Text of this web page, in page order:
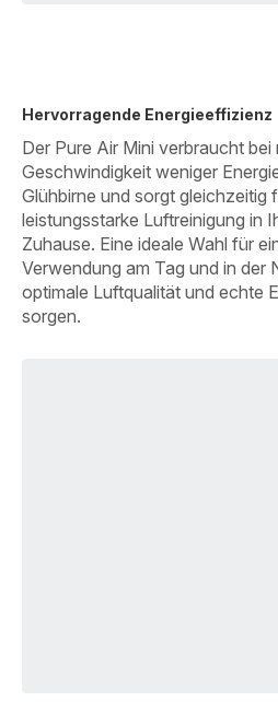
Hervorragende Energieeffizienz
Der Pure Air Mini verbraucht bei
Geschwindigkeit weniger
Glühbirne und sorgt gleichzeitig
leistungsstarke Luftreinigung in
Zuhause. Eine ideale Wahl für
Verwendung am Tag und in der
optimale Luftqualität und echte
sorgen.